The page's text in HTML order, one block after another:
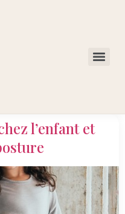
l’enfant et